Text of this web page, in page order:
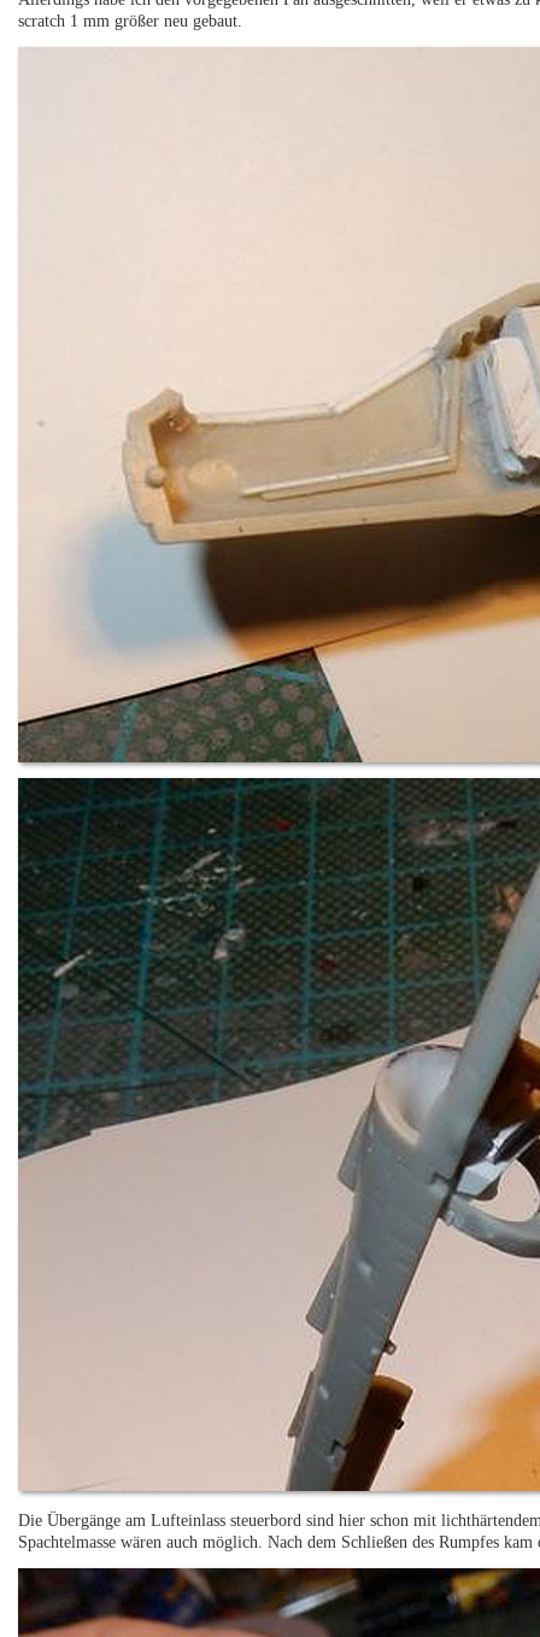
scratch 1 mm größer neu gebaut.
Die Übergänge am Lufteinlass steuerbord sind hier schon mit
Spachtelmasse wären auch möglich. Nach dem Schließen des Rumpfes kam